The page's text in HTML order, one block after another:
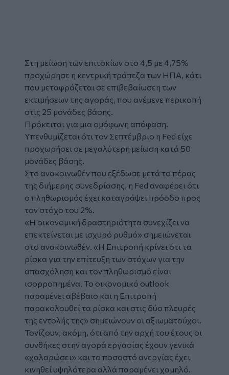
Στη μείωση των επιτοκίων στο 4,5 με 4,75%
προχώρησε η κεντρική τράπεζα των ΗΠΑ, κάτι
που μεταφράζεται σε επιβεβαίωσεη των
εκτιμήσεων της αγοράς, που ανέμενε περικοπή
στις 25 μονάδες βάσης.
Πρόκειται για μια ομόφωνη απόφαση.
Υπενθυμίζεται ότι τον Σεπτέμβριο η Fed είχε
προχωρήσει σε μεγαλύτερη μείωση κατά 50
μονάδες βάσης.
Στο ανακοινωθέν που εξέδωσε μετά το πέρας
της διήμερης συνεδρίασης, η Fed αναφέρει ότι
ο πληθωρισμός έχει καταγράψει πρόοδο προς
τον στόχο του 2%.
«Η οικονομική δραστηριότητα συνεχίζει να
επεκτείνεται με ισχυρό ρυθμό» σημειώνεται
στο ανακοινωθέν. «Η Επιτροπή κρίνει ότι τα
ρίσκα για την επίτευξη των στόχων για την
απασχόληση και τον πληθωρισμό είναι
ισορροπημένα. Το οικονομικό outlook
παραμένει αβέβαιο και η Επιτροπή
παρακολουθεί τα ρίσκα και στις δύο πλευρές
της εντολής της» σημειώνουν οι αξιωματούχοι.
Τονίζουν, ακόμη, ότι από την αρχή του έτους οι
συνθήκες στην αγορά εργασίας έχουν γενικά
«χαλαρώσει» και το ποσοστό ανεργίας έχει
κινηθεί υψηλότερα αλλά παραμένει χαμηλό.